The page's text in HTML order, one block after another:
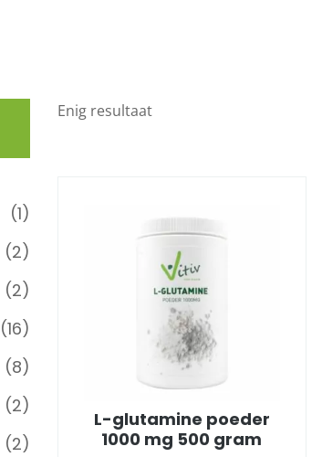
(221)
(1)
(2)
(2)
(16)
(8)
(2)
(2)
Enig resultaat
L-glutamine poeder
1000 mg 500 gram